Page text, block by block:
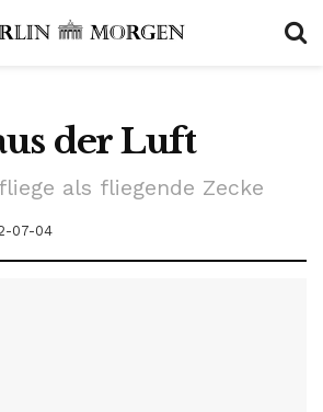
der Luft
als fliegende Zecke
07-04